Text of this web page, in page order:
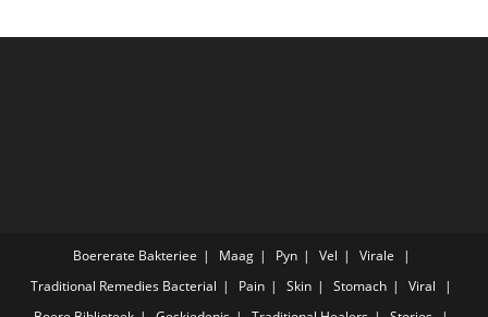
Boererate Bakteriee Maag Pyn Vel
Virale
Traditional Remedies Bacterial Pain Skin Stomach
Viral